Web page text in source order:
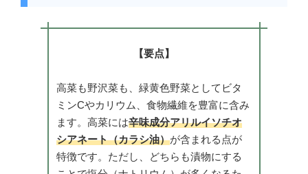
【要点】
高菜も野沢菜も、緑黄色野菜としてビタ
ミンCやカリウム、食物繊維を豊富に含み
ます。高菜には辛味成分アリルイソチオ
シアネート（カラシ油）が含まれる点が
特徴です。ただし、どちらも漬物にする